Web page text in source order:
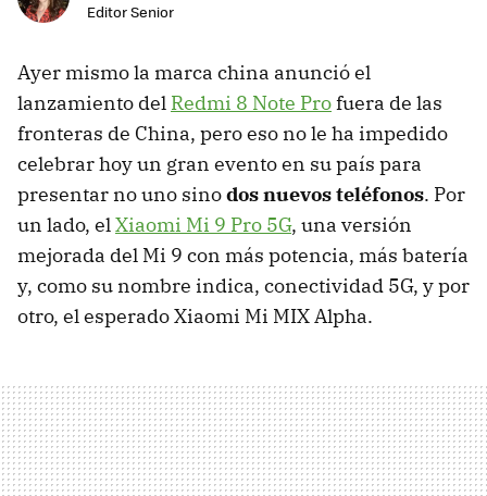
Editor Senior
Ayer mismo la marca china anunció el
lanzamiento del Redmi 8 Note Profuera de las
fronteras de China, pero eso no le ha impedido
celebrar hoy un gran evento en su país para
presentar no uno sinodos nuevos teléfonos. Por
un lado, elXiaomi Mi 9 Pro 5G, una versión
mejorada del Mi 9 con más potencia, más batería
y, como su nombre indica, conectividad 5G, y por
otro, el esperado Xiaomi Mi MIX Alpha.